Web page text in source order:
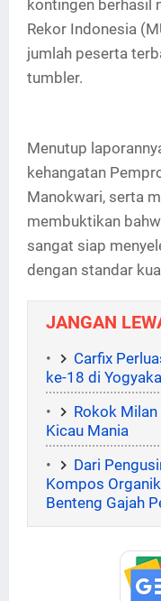
kontingen berhasil
Rekor Indonesia
jumlah peserta
tumbler.
Menutup
kehangatan
Manokwari, serta
membuktikan
sangat siap
dengan standar
JANGAN
Carfix
ke-18 di
Rokok
Kicau Mania
Dari
Kompos
Benteng Gajah